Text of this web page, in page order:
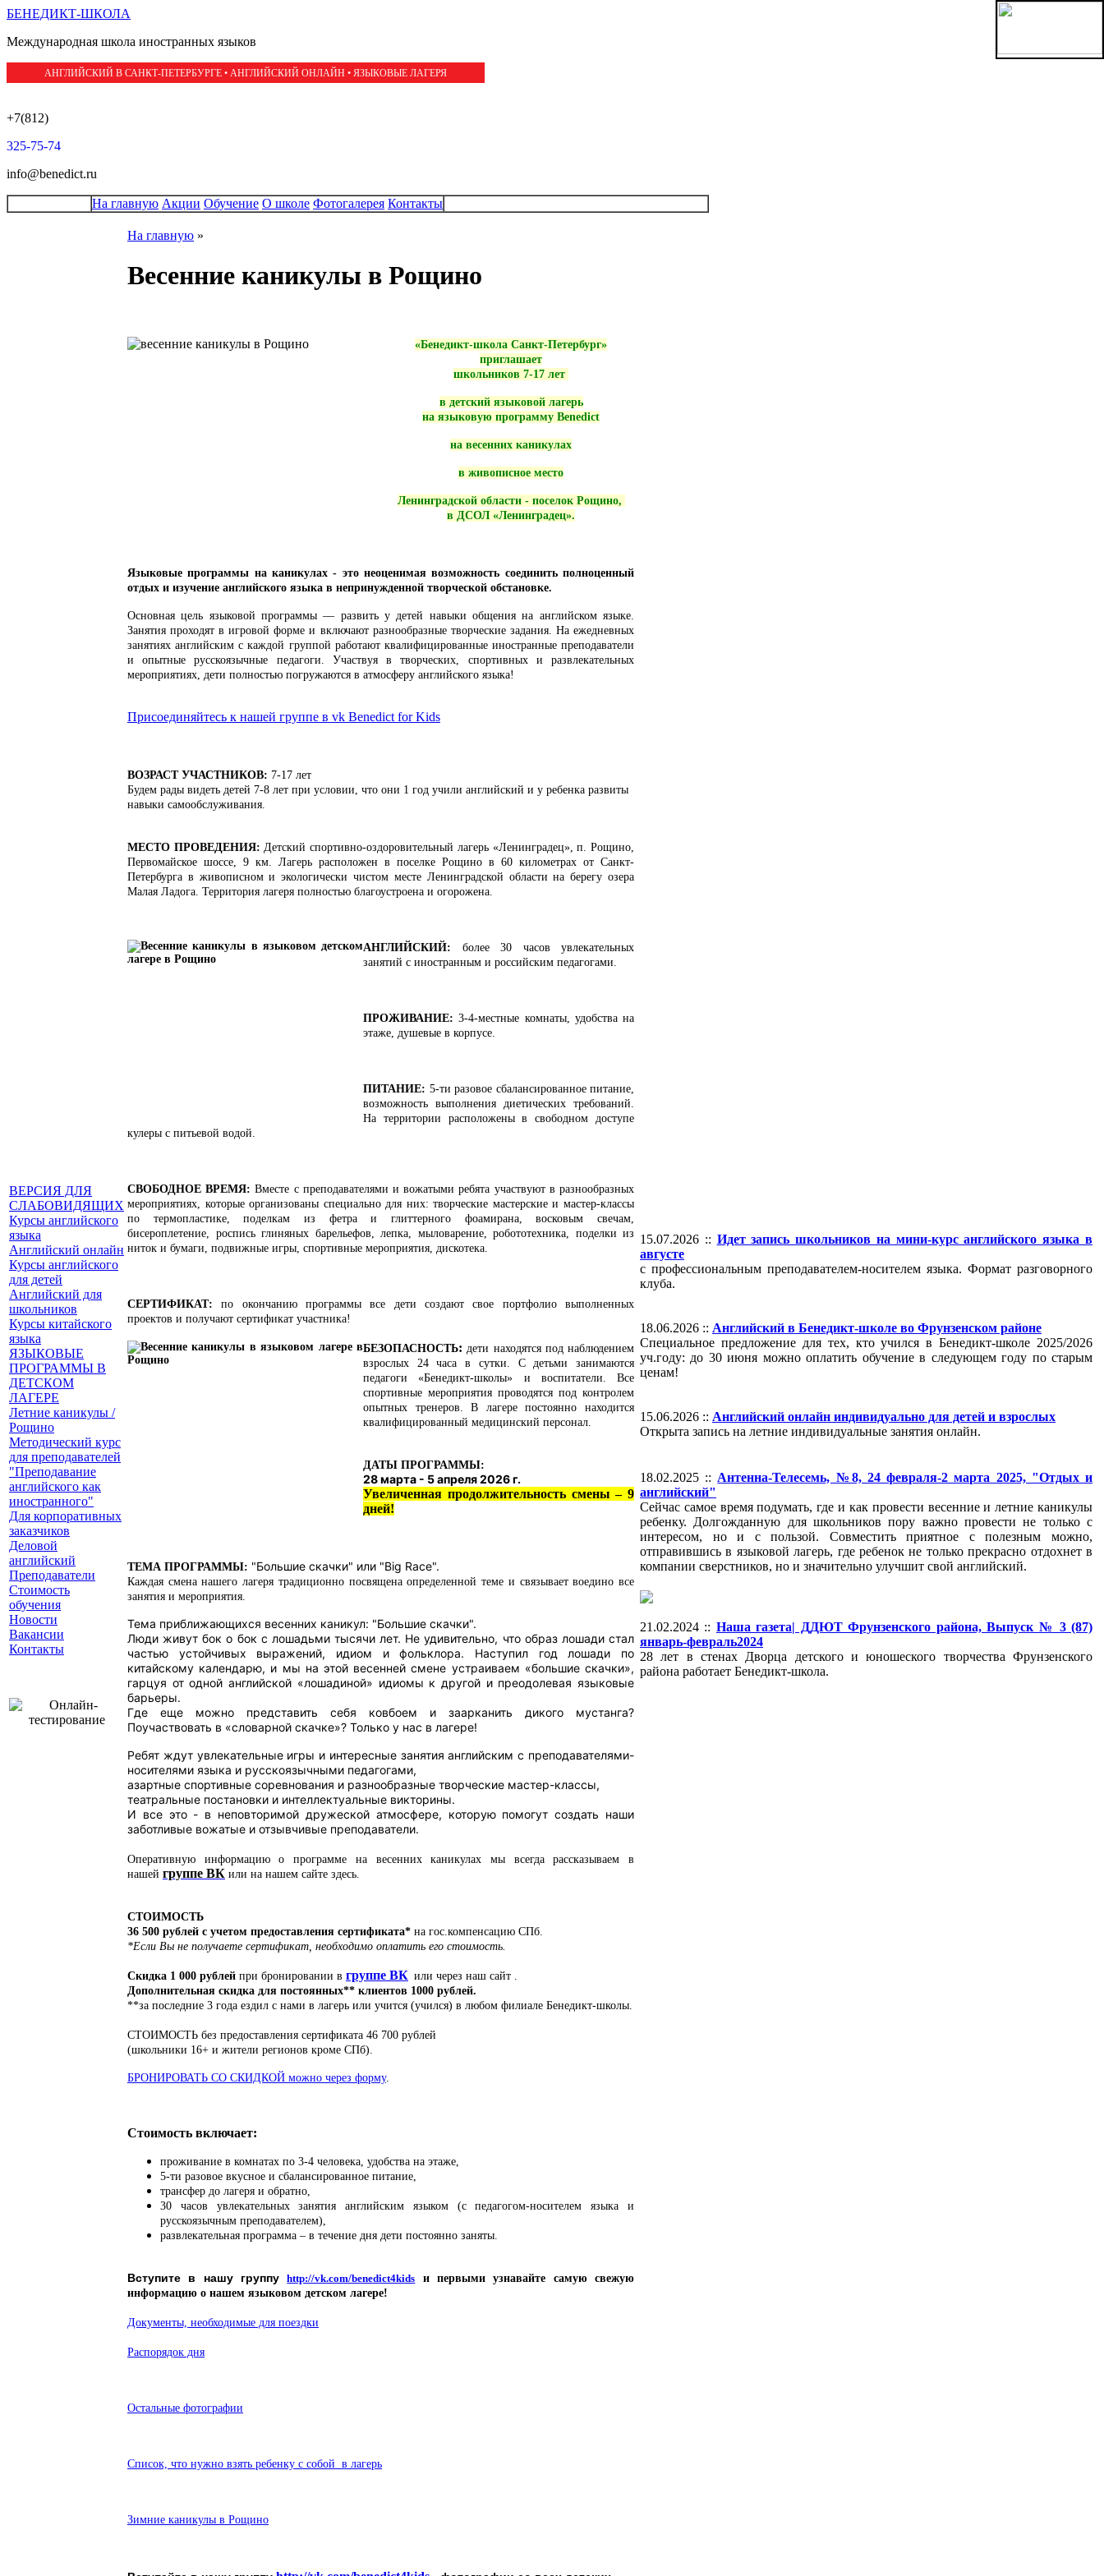
БЕНЕДИКТ-ШКОЛА
Международная школа иностранных языков
АНГЛИЙСКИЙ В САНКТ-ПЕТЕРБУРГЕ • АНГЛИЙСКИЙ ОНЛАЙН • ЯЗЫКОВЫЕ ЛАГЕРЯ
+7(812)
325-75-74
info@benedict.ru
На главную Акции Обучение О школе Фотогалерея Контакты
ВЕРСИЯ ДЛЯ
СЛАБОВИДЯЩИХ
Курсы английского
языка
Английский онлайн
Курсы английского
для детей
Английский для
школьников
Курсы китайского
языка
ЯЗЫКОВЫЕ
ПРОГРАММЫ В
ДЕТСКОМ
ЛАГЕРЕ
Летние каникулы /
Рощино
Методический курс
для преподавателей
"Преподавание
английского как
иностранного"
Для корпоративных
заказчиков
Деловой
английский
Преподаватели
Стоимость
обучения
Новости
Вакансии
Контакты
На главную »
Весенние каникулы в Рощино
«Бенедикт-школа Санкт-Петербург»
приглашает
школьников 7-17 лет
в детский языковой лагерь
на языковую программу Benedict
на весенних каникулах
в живописное место
Ленинградской области - поселок Рощино,
в ДСОЛ «Ленинградец»​.
Языковые программы на каникулах - это неоценимая возможность соединить полноценный
отдых и изучение английского языка в непринужденной творческой обстановке.
Основная цель языковой программы — развить у детей навыки общения на английском языке.
Занятия проходят в игровой форме и включают разнообразные творческие задания. На ежедневных
занятиях английским с каждой группой работают квалифицированные иностранные преподаватели
и опытные русскоязычные педагоги. Участвуя в творческих, спортивных и развлекательных
мероприятиях, дети полностью погружаются в атмосферу английского языка!
Присоединяйтесь к нашей группе в vk Benedict for Kids
ВОЗРАСТ УЧАСТНИКОВ: 7-17 лет
Будем рады видеть детей 7-8 лет при условии, что они 1 год учили английский и у ребенка развиты
навыки самообслуживания.
МЕСТО ПРОВЕДЕНИЯ: Детский спортивно-оздоровительный лагерь «Ленинградец»​, п. Рощино,
Первомайское шоссе, 9 км. Лагерь расположен в поселке Рощино в 60 километрах от Санкт-
Петербурга в живописном и экологически чистом месте Ленинградской области на берегу озера
Малая Ладога. Территория лагеря полностью благоустроена и огорожена.
АНГЛИЙСКИЙ: более 30 часов увлекательных
занятий с иностранным и российским педагогами.
ПРОЖИВАНИЕ: 3-4-местные комнаты, удобства на
этаже, душевые в корпусе.
ПИТАНИЕ: 5-ти разовое сбалансированное питание,
возможность выполнения диетических требований.
На территории расположены в свободном доступе
кулеры с питьевой водой.
СВОБОДНОЕ ВРЕМЯ: Вместе с преподавателями и вожатыми ребята участвуют в разнообразных
мероприятиях, которые организованы специально для них: творческие мастерские и мастер-классы
по термопластике, поделкам из фетра и глиттерного фоамирана, восковым свечам,
бисероплетение, роспись глиняных барельефов, лепка, мыловарение, робототехника, поделки из
ниток и бумаги , подвижные игры, спортивные мероприятия, дискотека.
СЕРТИФИКАТ:по окончанию программы все дети создают свое портфолио выполненных
проектов и получают сертификат участника!
БЕЗОПАСНОСТЬ: дети находятся под наблюдением
взрослых 24 часа в сутки. С детьми занимаются
педагоги «Бенедикт-школы» и воспитатели. Все
спортивные мероприятия проводятся под контролем
опытных тренеров. В лагере постоянно находится
квалифицированный медицинский персонал.
ДАТЫ ПРОГРАММЫ:
28 марта - 5 апреля 2026 г.
Увеличенная продолжительность смены – 9
дней!
ТЕМА ПРОГРАММЫ: "Большие скачки" или "Big Race".
Каждая смена нашего лагеря традиционно посвящена определенной теме и связывает воедино все
занятия и мероприятия.
Тема приближающихся весенних каникул: "Большие скачки".
Люди живут бок о бок с лошадьми тысячи лет. Не удивительно, что образ лошади стал
частью устойчивых выражений, идиом и фольклора. Наступил год лошади по
китайскому календарю, и мы на этой весенней смене устраиваем «большие скачки»,
гарцуя от одной английской «лошадиной» идиомы к другой и преодолевая языковые
барьеры.
Где еще можно представить себя ковбоем и заарканить дикого мустанга?
Поучаствовать в «словарной скачке»? Только у нас в лагере!
Ребят ждут увлекательные игры и интересные занятия английским с преподавателями-
носителями языка и русскоязычными педагогами,
азартные спортивные соревнования и разнообразные творческие мастер-классы,
театральные постановки и интеллектуальные викторины.
И все это - в неповторимой дружеской атмосфере, которую помогут создать наши
заботливые вожатые и отзывчивые преподаватели.
Оперативную информацию о программе на весенних каникулах мы всегда рассказываем в
нашей группе ВК или на нашем сайте здесь.
СТОИМОСТЬ
36 500 рублей с учетом предоставления сертификата* на гос.компенсацию СПб.
*Если Вы не получаете сертификат, необходимо оплатить его стоимость.
Скидка 1 000 рублей при бронировании в группе ВК или через наш сайт .
Дополнительная скидка для постоянных** клиентов 1000 рублей.
**за последние 3 года ездил с нами в лагерь или учится (учился) в любом филиале Бенедикт-школы.
СТОИМОСТЬ без предоставления сертификата 46 700 рублей
(школьники 16+ и жители регионов кроме СПб).
БРОНИРОВАТЬ СО СКИДКОЙ можно через форму.
Стоимость включает:
проживание в комнатах по 3-4 человека, удобства на этаже,
5-ти разовое вкусное и сбалансированное питание,
трансфер до лагеря и обратно,
30 часов увлекательных занятия английским языком (с педагогом-носителем языка и
русскоязычным преподавателем),
развлекательная программа – в течение дня дети постоянно заняты.
Вступите в нашу группу http://vk.com/benedict4kids
и первыми узнавайте самую свежую
информацию о нашем языковом детском лагере!
Документы, необходимые для поездки
Распорядок дня
Остальные фотографии
Список, что нужно взять ребенку с собой в лагерь
Зимние каникулы в Рощино
15.07.2026 :: Идет запись школьников на мини-курс английского языка в
августе
с профессиональным преподавателем-носителем языка. Формат разговорного
клуба.
18.06.2026 :: Английский в Бенедикт-школе во Фрунзенском районе
Специальное предложение для тех, кто учился в Бенедикт-школе 2025/2026
уч.году: до 30 июня можно оплатить обучение в следующем году по старым
ценам!
15.06.2026 :: Английский онлайн индивидуально для детей и взрослых
Открыта запись на летние индивидуальные занятия онлайн.
18.02.2025 :: Антенна-Телесемь, №8, 24 февраля-2 марта 2025, "Отдых и
английский"
Сейчас самое время подумать, где и как провести весенние и летние каникулы
ребенку. Долгожданную для школьников пору важно провести не только с
интересом, но и с пользой. Совместить приятное с полезным можно,
отправившись в языковой лагерь, где ребенок не только прекрасно отдохнет в
компании сверстников, но и значительно улучшит свой английский.
21.02.2024 :: Наша газета| ДДЮТ Фрунзенского района, Выпуск № 3 (87)
январь-февраль2024
28 лет в стенах Дворца детского и юношеского творчества Фрунзенского
района работает Бенедикт-школа.